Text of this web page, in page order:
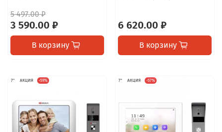
5 497.00 ₽
3 590.00 ₽
В корзину
6 620.00 ₽
В корзину
7" АКЦИЯ -59% 7" АКЦИЯ -57%